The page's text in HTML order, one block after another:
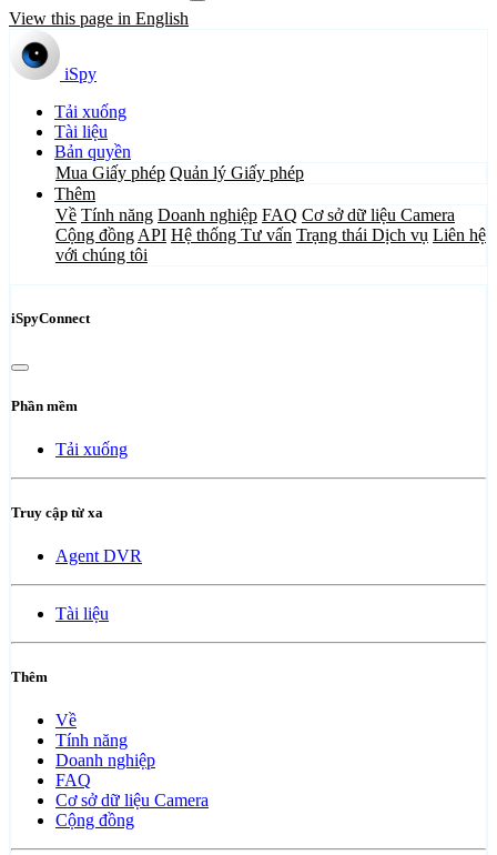
View this page in English
iSpy
Tải xuống
Tài liệu
Bản quyền
Mua Giấy phép Quản lý Giấy phép
Thêm
Về Tính năng Doanh nghiệp FAQ Cơ sở dữ liệu Camera
Cộng đồng API Hệ thống Tư vấn Trạng thái Dịch vụ Liên hệ
với chúng tôi
iSpyConnect
Phần mềm
Tải xuống
Truy cập từ xa
Agent DVR
Tài liệu
Thêm
Về
Tính năng
Doanh nghiệp
FAQ
Cơ sở dữ liệu Camera
Cộng đồng